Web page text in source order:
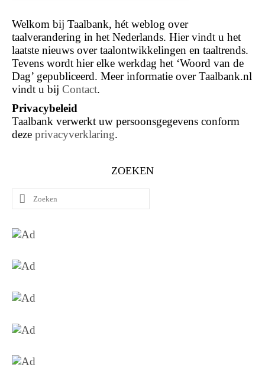
Welkom bij Taalbank, hét weblog over
taalverandering in het Nederlands. Hier vindt u het
laatste nieuws over taalontwikkelingen en taaltrends.
Tevens wordt hier elke werkdag het ‘Woord van de
Dag’ gepubliceerd. Meer informatie over Taalbank.nl
vindt u bij Contact.
Privacybeleid
Taalbank verwerkt uw persoonsgegevens conform
deze privacyverklaring.
ZOEKEN
Zoeken
naar: